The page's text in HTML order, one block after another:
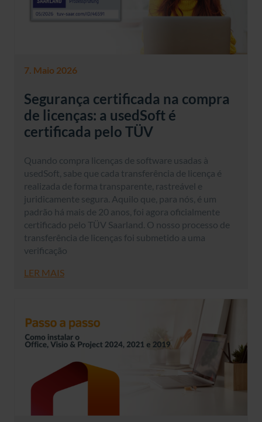
7. Maio 2026
Segurança certificada na compra
de licenças: a usedSoft é
certificada pelo TÜV
Quando compra licenças de software usadas à
usedSoft, sabe que cada transferência de licença é
realizada de forma transparente, rastreável e
juridicamente segura. Aquilo que, para nós, é um
padrão há mais de 20 anos, foi agora oficialmente
certificado pelo TÜV Saarland. O nosso processo de
transferência de licenças foi submetido a uma
verificação
LER MAIS